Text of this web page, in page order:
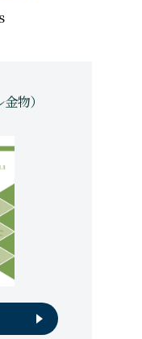
物）